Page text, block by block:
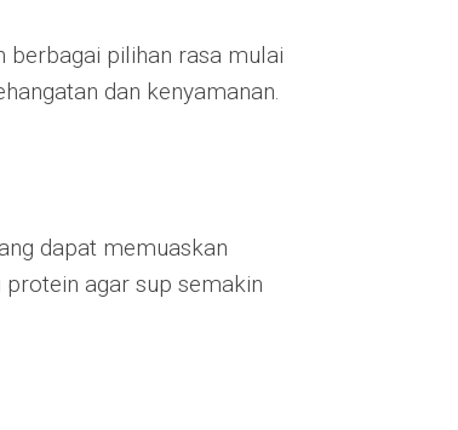
berbagai pilihan rasa mulai
dan kenyamanan.
dapat memuaskan
agar sup semakin